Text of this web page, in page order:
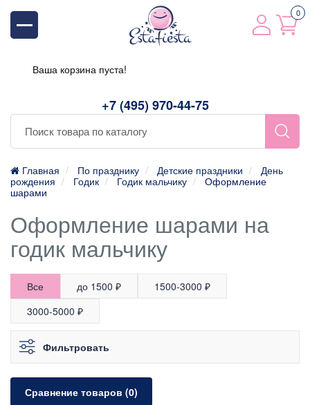
+7 (495) 970-44-75
0
Ваша корзина пуста!
Главная По празднику Детские праздники
День
рождения
Годик Годик мальчику
Оформление
шарами
Оформление шарами на
годик мальчику
Все до 1500 ₽
1500-3000 ₽
3000-5000 ₽
Фильтровать
Сравнение товаров (0)